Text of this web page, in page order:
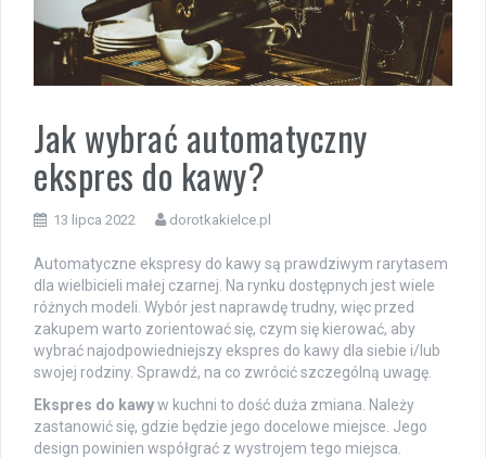
Jak wybrać automatyczny
ekspres do kawy?
13 lipca 2022 dorotkakielce.pl
Automatyczne ekspresy do kawy są prawdziwym rarytasem
dla wielbicieli małej czarnej. Na rynku dostępnych jest wiele
różnych modeli. Wybór jest naprawdę trudny, więc przed
zakupem warto zorientować się, czym się kierować, aby
wybrać najodpowiedniejszy ekspres do kawy dla siebie i/lub
swojej rodziny. Sprawdź, na co zwrócić szczególną uwagę.
Ekspres do kawyw kuchni to dość duża zmiana. Należy
zastanowić się, gdzie będzie jego docelowe miejsce. Jego
design powinien współgrać z wystrojem tego miejsca.